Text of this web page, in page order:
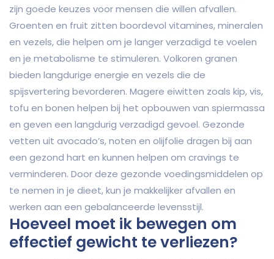
zijn goede keuzes voor mensen die willen afvallen.
Groenten en fruit zitten boordevol vitamines, mineralen
en vezels, die helpen om je langer verzadigd te voelen
en je metabolisme te stimuleren. Volkoren granen
bieden langdurige energie en vezels die de
spijsvertering bevorderen. Magere eiwitten zoals kip, vis,
tofu en bonen helpen bij het opbouwen van spiermassa
en geven een langdurig verzadigd gevoel. Gezonde
vetten uit avocado’s, noten en olijfolie dragen bij aan
een gezond hart en kunnen helpen om cravings te
verminderen. Door deze gezonde voedingsmiddelen op
te nemen in je dieet, kun je makkelijker afvallen en
werken aan een gebalanceerde levensstijl.
Hoeveel moet ik bewegen om
effectief gewicht te verliezen?